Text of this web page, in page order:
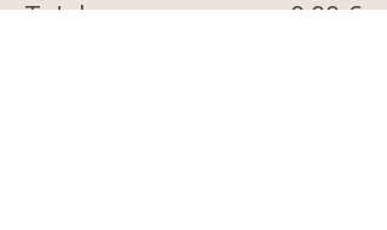
Total 0,00 €